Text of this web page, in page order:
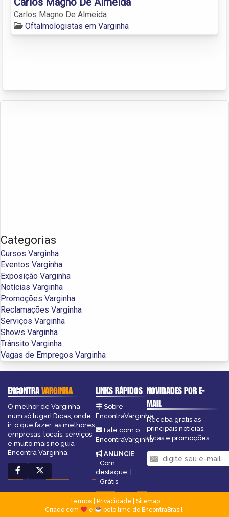
Carlos Magno De Almeida
Oftalmologistas em Varginha
Categorias
Cursos Varginha
Eventos Varginha
Exposição Varginha
Notícias Varginha
Promoções Varginha
Reclamações Varginha
Serviços Varginha
Shows Varginha
Trânsito Varginha
Vagas de Empregos Varginha
ENCONTRAVARGINHA
O melhor de Varginha
num só lugar! Dicas, onde
ir, o que fazer, as melhores
empresas, locais, serviços
e muito mais no guia
Encontra Varginha.
LINKS RÁPIDOS
Sobre
EncontraVarginha
Fale com o
EncontraVarginha
ANUNCIE:
Com
destaque |
Grátis
NOVIDADES POR E-
MAIL
Receba grátis as
principais notícias,
dicas e promoções
Termos| Privacidade
Sitemap
Criado com
e pelo time do EncontraBrasil